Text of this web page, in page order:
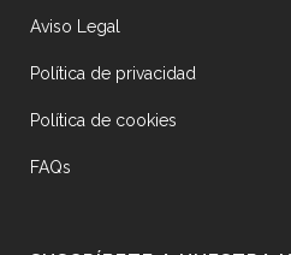
Aviso Legal
Política de privacidad
Política de cookies
FAQs